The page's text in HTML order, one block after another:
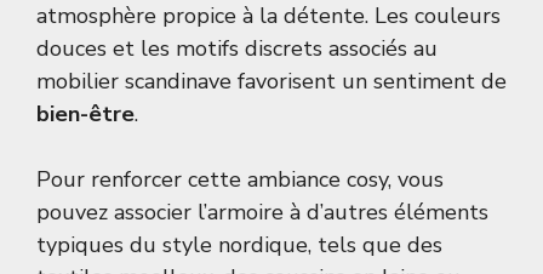
atmosphère propice à la détente. Les couleurs
douces et les motifs discrets associés au
mobilier scandinave favorisent un sentiment de
bien-être.
Pour renforcer cette ambiance cosy, vous
pouvez associer l’armoire à d’autres éléments
typiques du style nordique, tels que des